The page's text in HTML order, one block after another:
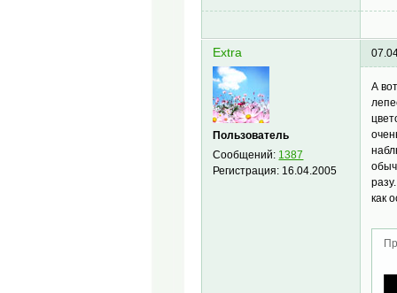
Extra
Пользователь
Сообщений: 1387
Регистрация: 16.04.2005
А
как